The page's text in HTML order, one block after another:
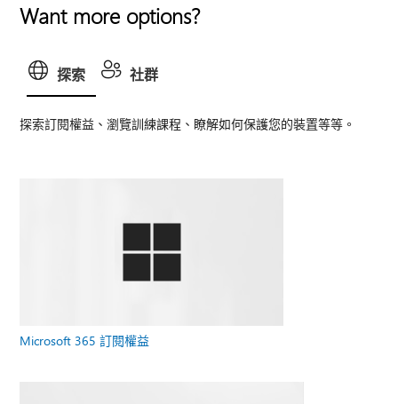
Want more options?
探索 社群
探索訂閱權益、瀏覽訓練課程、瞭解如何保護您的裝置等等。
Microsoft 365 訂閱權益